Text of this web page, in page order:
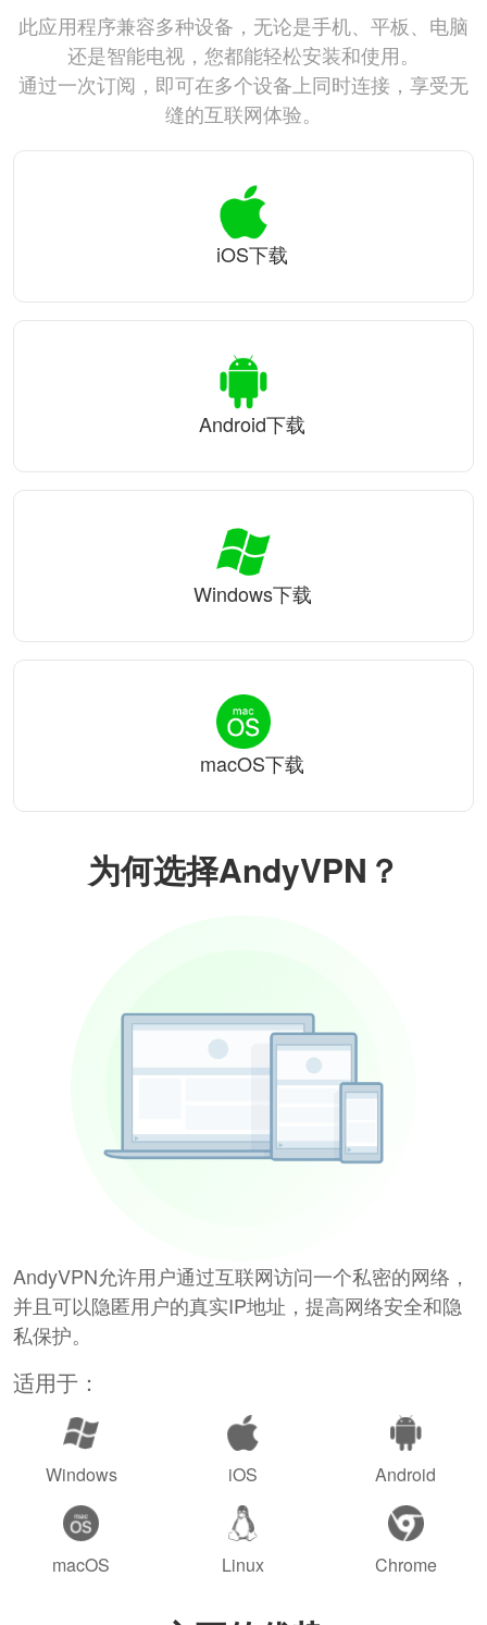
为何选择AndyVPN？
AndyVPN允许用户通过互联网访问一个私密的网络，
并且可以隐匿用户的真实IP地址，提高网络安全和隐
私保护。
适用于：
Windows iOS Android
macOS Linux Chrome
此应用程序兼容多种设备，无论是手机、平板、电脑
还是智能电视，您都能轻松安装和使用。
通过一次订阅，即可在多个设备上同时连接，享受无
缝的互联网体验。
iOS下载
Android下载
Windows下载
macOS下载